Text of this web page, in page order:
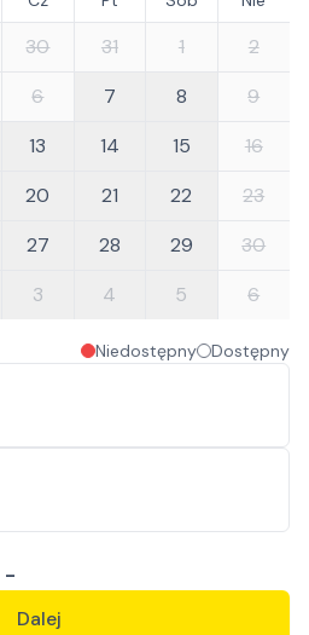
30 31 1
2
6 7 8
9
13 14 15
16
20 21 22
23
27 28 29
30
3 4 5 6
Niedostępny Dostępny
-
Dalej